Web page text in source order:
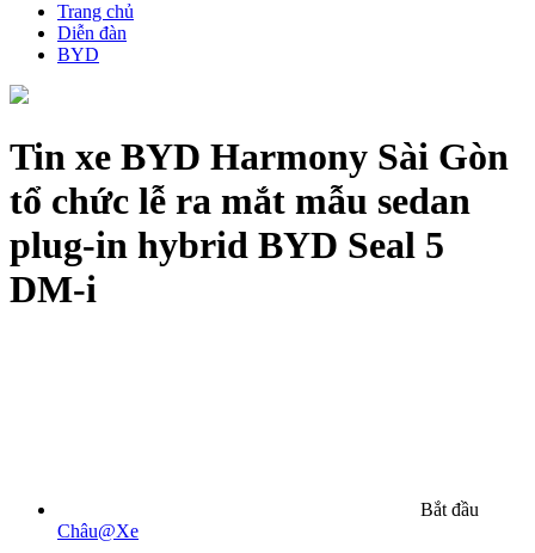
Trang chủ
Diễn đàn
BYD
Tin xe BYD Harmony Sài Gòn
tổ chức lễ ra mắt mẫu sedan
plug-in hybrid BYD Seal 5
DM-i
Bắt đầu
Châu@Xe